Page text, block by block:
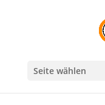
Seite wählen